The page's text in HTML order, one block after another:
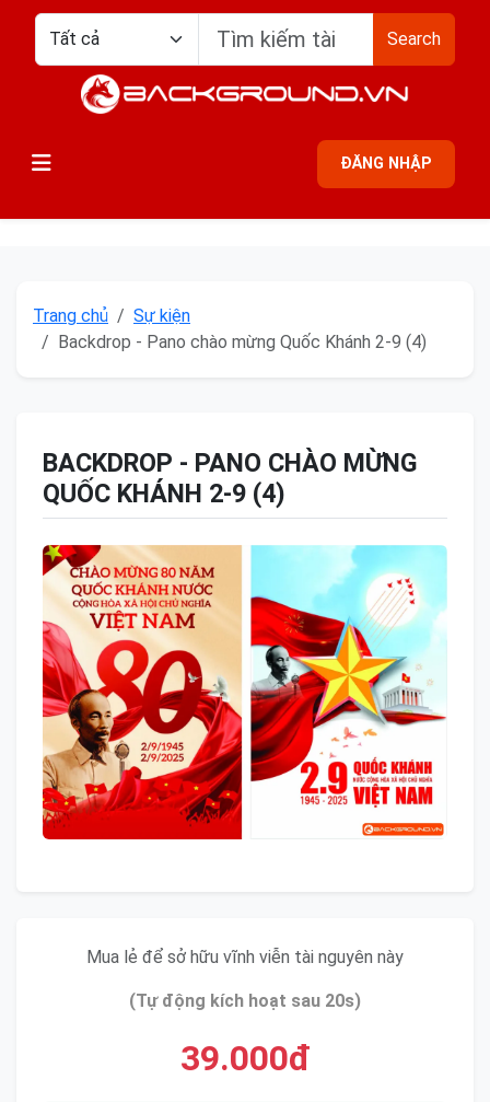
Search
ĐĂNG NHẬP
Trang chủ
Sự kiện
Backdrop - Pano chào mừng Quốc Khánh 2-9 (4)
BACKDROP - PANO CHÀO MỪNG
QUỐC KHÁNH 2-9 (4)
Mua lẻ để sở hữu vĩnh viễn tài nguyên này
(Tự động kích hoạt sau 20s)
39.000đ